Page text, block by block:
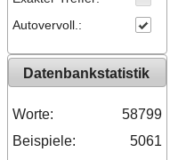
Autovervoll.:
Datenbankstatistik
Worte:
58799
Beispiele:
5061